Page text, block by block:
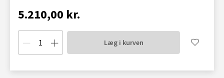
5.210,00 kr.
Læg i kurven